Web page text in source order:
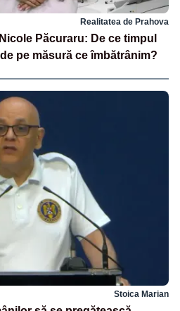
Realitatea de Prahova
Păcuraru: De ce timpul
pe măsură ce îmbătrânim?
Stoica Marian